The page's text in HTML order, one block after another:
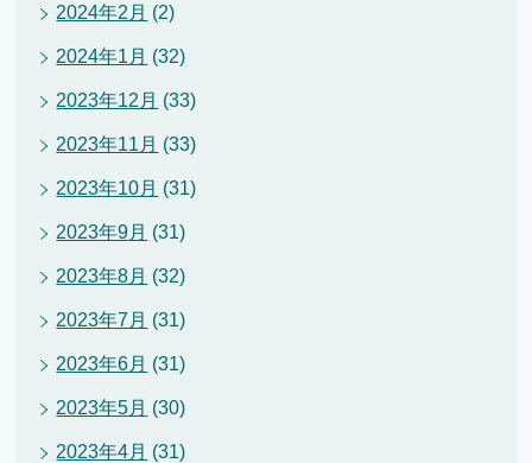
2024年2月 (2)
2024年1月 (32)
2023年12月 (33)
2023年11月 (33)
2023年10月 (31)
2023年9月 (31)
2023年8月 (32)
2023年7月 (31)
2023年6月 (31)
2023年5月 (30)
2023年4月 (31)